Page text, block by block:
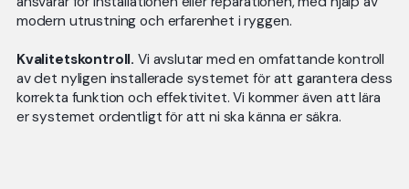
modern utrustning och erfarenhet i ryggen.
Kvalitetskontroll. Vi avslutar med en omfattande kontroll
av det nyligen installerade systemet för att garantera dess
korrekta funktion och effektivitet. Vi kommer även att lära
er systemet ordentligt för att ni ska känna er säkra.